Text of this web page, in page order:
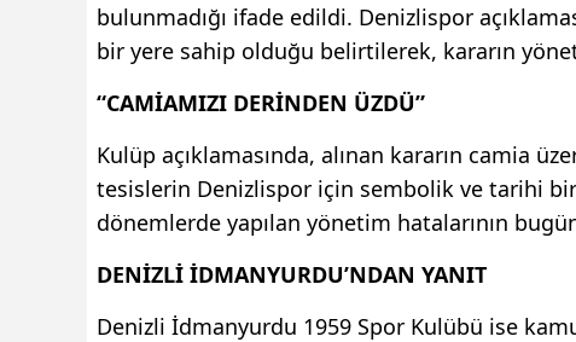
bulunmadığı ifade edildi. Denizlispor
bir yere sahip olduğu belirtilerek, kararın
“CAMİAMIZI DERİNDEN ÜZDÜ”
Kulüp açıklamasında, alınan kararın camia
tesislerin Denizlispor için sembolik ve tarihi bir
dönemlerde yapılan yönetim hatalarının
DENİZLİ İDMANYURDU’NDAN YANIT
Denizli İdmanyurdu 1959 Spor Kulübü ise